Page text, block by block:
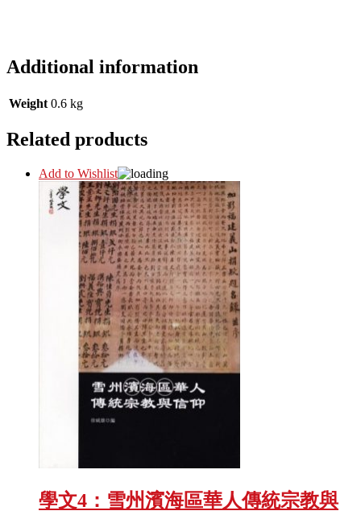
Additional information
Weight 0.6 kg
Related products
Add to Wishlist
學文4：雪州濱海區華人傳統宗教與